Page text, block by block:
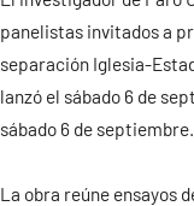
Medios
Ediciones
panelistas invitados a
separación Iglesia-
lanzó el sábado 6 de
sábado 6 de septiembre.
La obra reúne ensayos